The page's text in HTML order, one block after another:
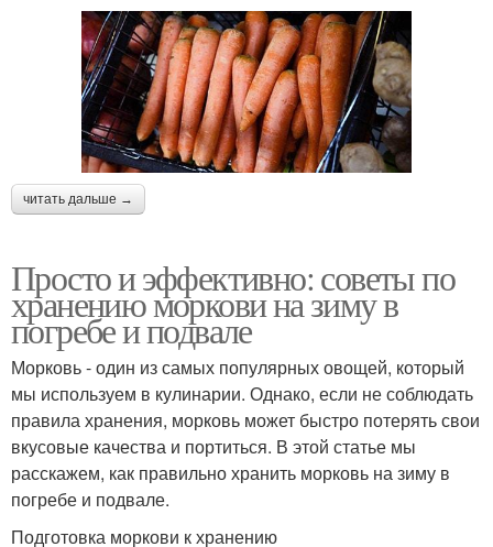
читать дальше →
Просто и эффективно: советы по
хранению моркови на зиму в
погребе и подвале
Морковь - один из самых популярных овощей, который
мы используем в кулинарии. Однако, если не соблюдать
правила хранения, морковь может быстро потерять свои
вкусовые качества и портиться. В этой статье мы
расскажем, как правильно хранить морковь на зиму в
погребе и подвале.
Подготовка моркови к хранению